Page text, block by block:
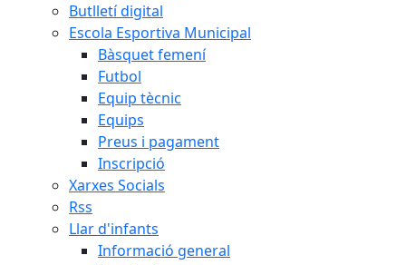
Butlletí digital
Escola Esportiva Municipal
Bàsquet femení
Futbol
Equip tècnic
Equips
Preus i pagament
Inscripció
Xarxes Socials
Rss
Llar d'infants
Informació general